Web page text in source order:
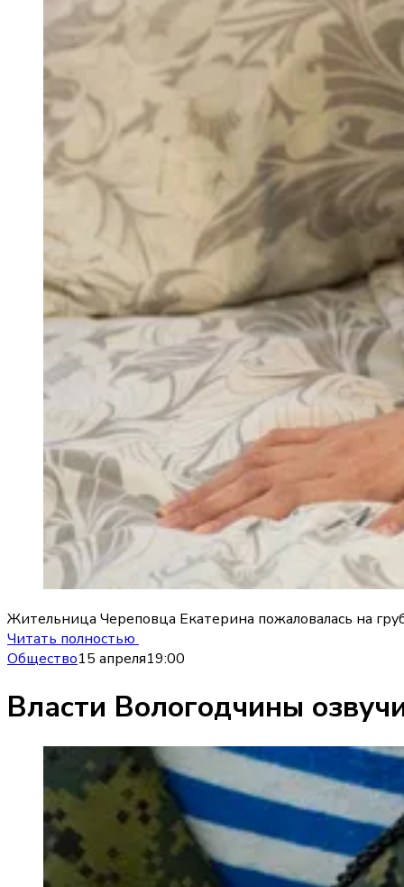
Жительница Череповца Екатерина пожаловалась на
Читать полностью
Общество15 апреля19:00
Власти Вологодчины